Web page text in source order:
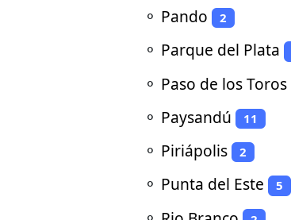
⚬ Pando 2
⚬ Parque del Plata
⚬ Paso de los Toros
⚬ Paysandú 11
⚬ Piriápolis 2
⚬ Punta del Este 5